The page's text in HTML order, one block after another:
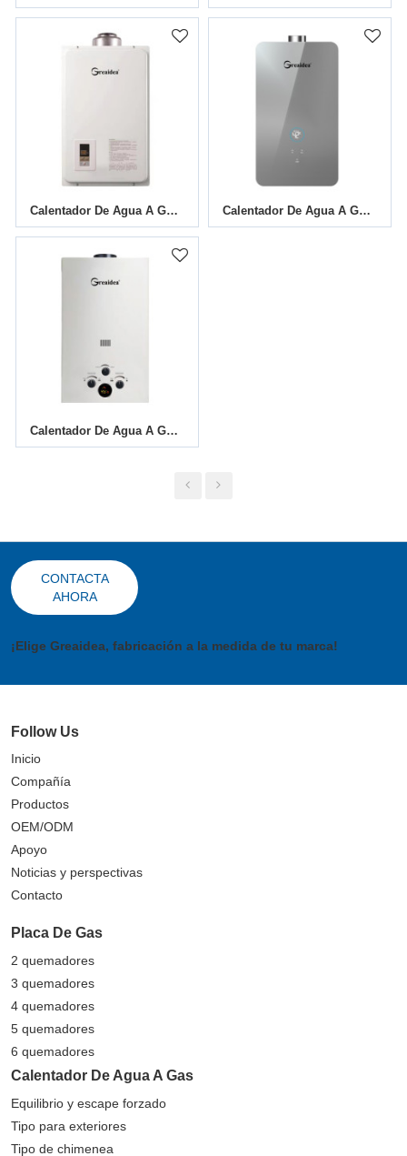
Calentador De Agua A Gas De Temperatura Constante JSW-1 Calentador De Agua A Gas De Temperatura Constante JSQ-D306A
Calentador De Agua A Gas Con Conducto De Humos JSD-D12
CONTACTA
AHORA
¡Elige Greaidea, fabricación a la medida de tu marca!
Follow Us
Inicio
Compañía
Productos
OEM/ODM
Apoyo
Noticias y perspectivas
Contacto
Placa De Gas
2 quemadores
3 quemadores
4 quemadores
5 quemadores
6 quemadores
Calentador De Agua A Gas
Equilibrio y escape forzado
Tipo para exteriores
Tipo de chimenea